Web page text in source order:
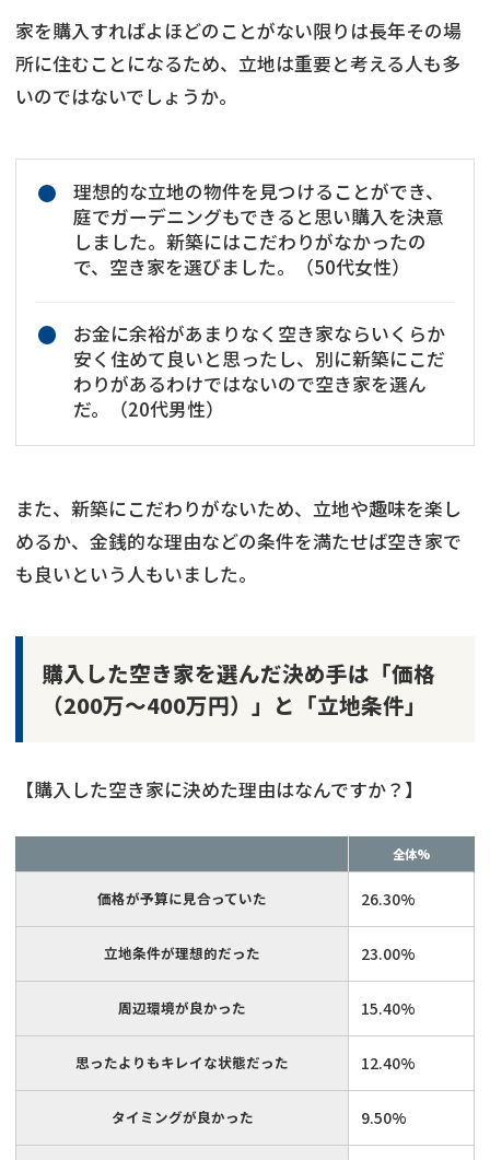
家を購入すればよほどのことがない限りは長年その場
所に住むことになるため、立地は重要と考える人も多
いのではないでしょうか。
理想的な立地の物件を見つけることができ、
庭でガーデニングもできると思い購入を決意
しました。新築にはこだわりがなかったの
で、空き家を選びました。（50代女性）
お金に余裕があまりなく空き家ならいくらか
安く住めて良いと思ったし、別に新築にこだ
わりがあるわけではないので空き家を選ん
だ。（20代男性）
また、新築にこだわりがないため、立地や趣味を楽し
めるか、金銭的な理由などの条件を満たせば空き家で
も良いという人もいました。
購入した空き家を選んだ決め手は「価格
（200万～400万円）」と「立地条件」
【購入した空き家に決めた理由はなんですか？】
全体%
価格が予算に見合っていた 26.30%
立地条件が理想的だった 23.00%
周辺環境が良かった 15.40%
思ったよりもキレイな状態だった 12.40%
タイミングが良かった 9.50%